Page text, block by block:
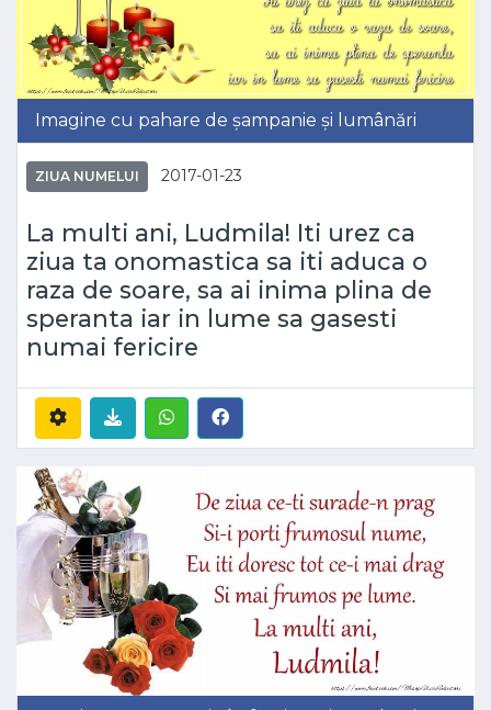
Imagine cu pahare de șampanie și lumânări
ZIUA NUMELUI 2017-01-23
La multi ani, Ludmila! Iti urez ca
ziua ta onomastica sa iti aduca o
raza de soare, sa ai inima plina de
speranta iar in lume sa gasesti
numai fericire